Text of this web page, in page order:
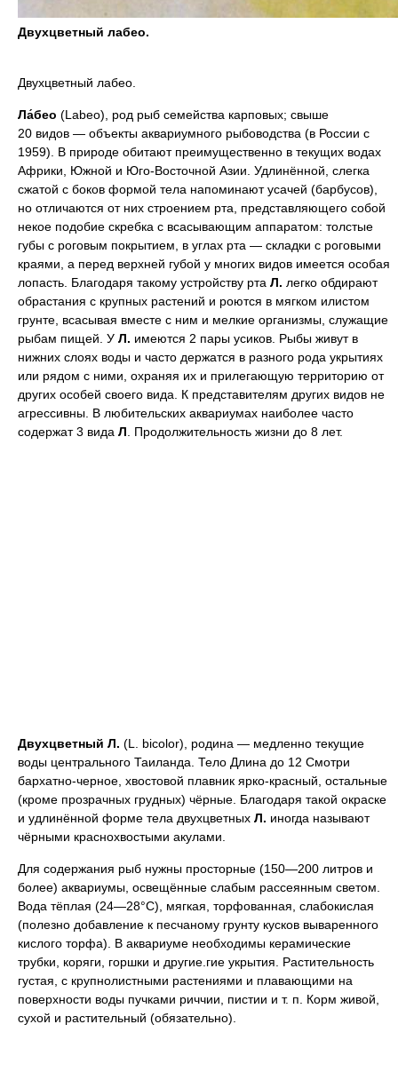
Двухцветный лабео.
Двухцветный лабео.
Ла́бео (Labeo), род рыб семейства карповых; свыше
20 видов — объекты аквариумного рыбоводства (в России с
1959). В природе обитают преимущественно в текущих водах
Африки, Южной и Юго-Восточной Азии. Удлинённой, слегка
сжатой с боков формой тела напоминают усачей (барбусов),
но отличаются от них строением рта, представляющего собой
некое подобие скребка с всасывающим аппаратом: толстые
губы с роговым покрытием, в углах рта — складки с роговыми
краями, а перед верхней губой у многих видов имеется особая
лопасть. Благодаря такому устройству рта Л. легко обдирают
обрастания с крупных растений и роются в мягком илистом
грунте, всасывая вместе с ним и мелкие организмы, служащие
рыбам пищей. У Л. имеются 2 пары усиков. Рыбы живут в
нижних слоях воды и часто держатся в разного рода укрытиях
или рядом с ними, охраняя их и прилегающую территорию от
других особей своего вида. К представителям других видов не
агрессивны. В любительских аквариумах наиболее часто
содержат 3 вида Л . Продолжительность жизни до 8 лет.
Двухцветный Л. (L. bicolor), родина — медленно текущие
воды центрального Таиланда. Тело Длина до 12 Смотри
бархатно-черное, хвостовой плавник ярко-красный, остальные
(кроме прозрачных грудных) чёрные. Благодаря такой окраске
и удлинённой форме тела двухцветных Л. иногда называют
чёрными краснохвостыми акулами.
Для содержания рыб нужны просторные (150—200 литров и
более) аквариумы, освещённые слабым рассеянным светом.
Вода тёплая (24—28°C), мягкая, торфованная, слабокислая
(полезно добавление к песчаному грунту кусков вываренного
кислого торфа). В аквариуме необходимы керамические
трубки, коряги, горшки и другие.гие укрытия. Растительность
густая, с крупнолистными растениями и плавающими на
поверхности воды пучками риччии, пистии и т. п. Корм живой,
сухой и растительный (обязательно).